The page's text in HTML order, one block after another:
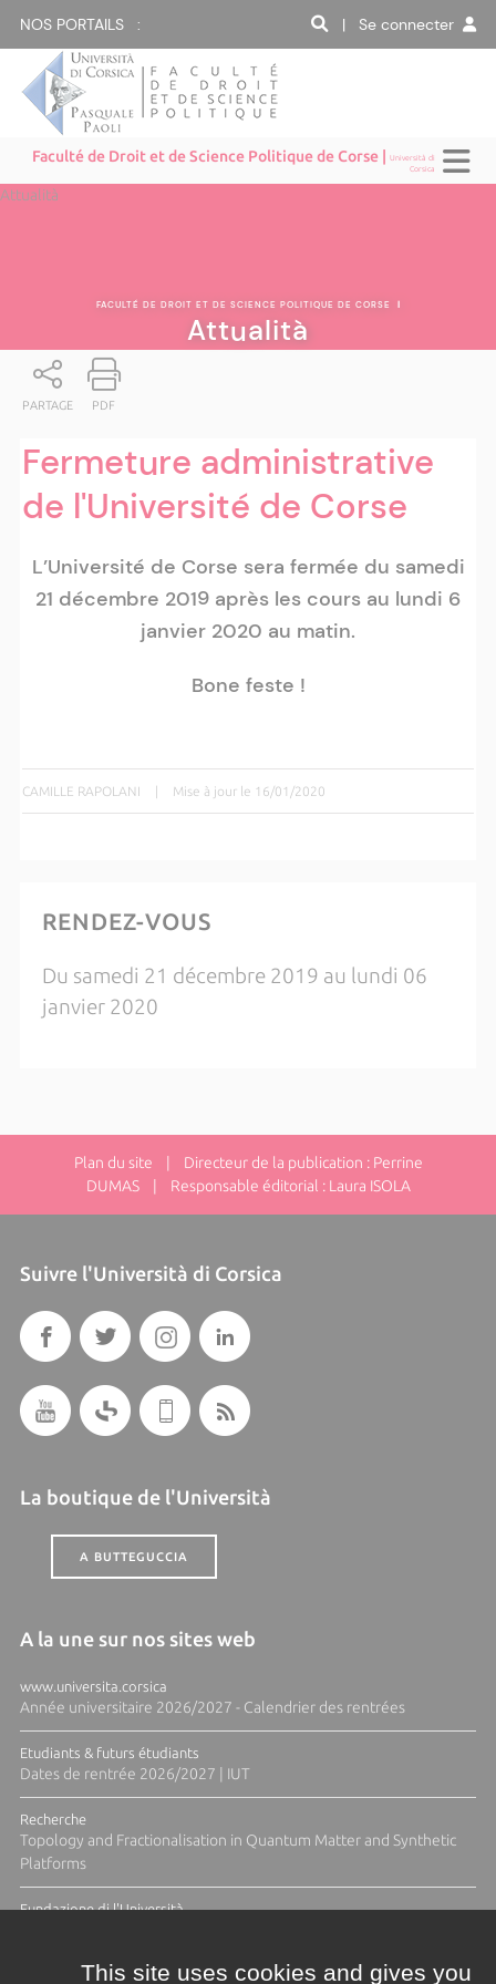
NOS PORTAILS : | Se connecter
Faculté de Droit et de Science Politique de Corse |Università di
Corsica
Attualità
FACULTÉ DE DROIT ET DE SCIENCE POLITIQUE DE CORSE |
Attualità
PARTAGE PDF
Fermeture administrative
de l'Université de Corse
L’Université de Corse sera fermée du samedi
21 décembre 2019 après les cours au lundi 6
janvier 2020 au matin.
Bone feste !
CAMILLE RAPOLANI | Mise à jour le 16/01/2020
RENDEZ-VOUS
Du samedi 21 décembre 2019 au lundi 06
janvier 2020
Plan du site | Directeur de la publication : Perrine
DUMAS | Responsable éditorial : Laura ISOLA
Suivre l'Università di Corsica
La boutique de l'Università
A BUTTEGUCCIA
A la une sur nos sites web
www.universita.corsica
Année universitaire 2026/2027 - Calendrier des rentrées
Etudiants & futurs étudiants
Dates de rentrée 2026/2027 | IUT
Recherche
Topology and Fractionalisation in Quantum Matter and Synthetic
Platforms
Fundazione di l'Università
This site uses cookies and gives you